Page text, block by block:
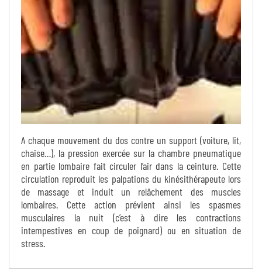
A chaque mouvement du dos contre un support (voiture, lit,
chaise…), la pression exercée sur la chambre pneumatique
en partie lombaire fait circuler l’air dans la ceinture. Cette
circulation reproduit les palpations du kinésithérapeute lors
de massage et induit un relâchement des muscles
lombaires. Cette action prévient ainsi les spasmes
musculaires la nuit (c’est à dire les contractions
intempestives en coup de poignard) ou en situation de
stress.